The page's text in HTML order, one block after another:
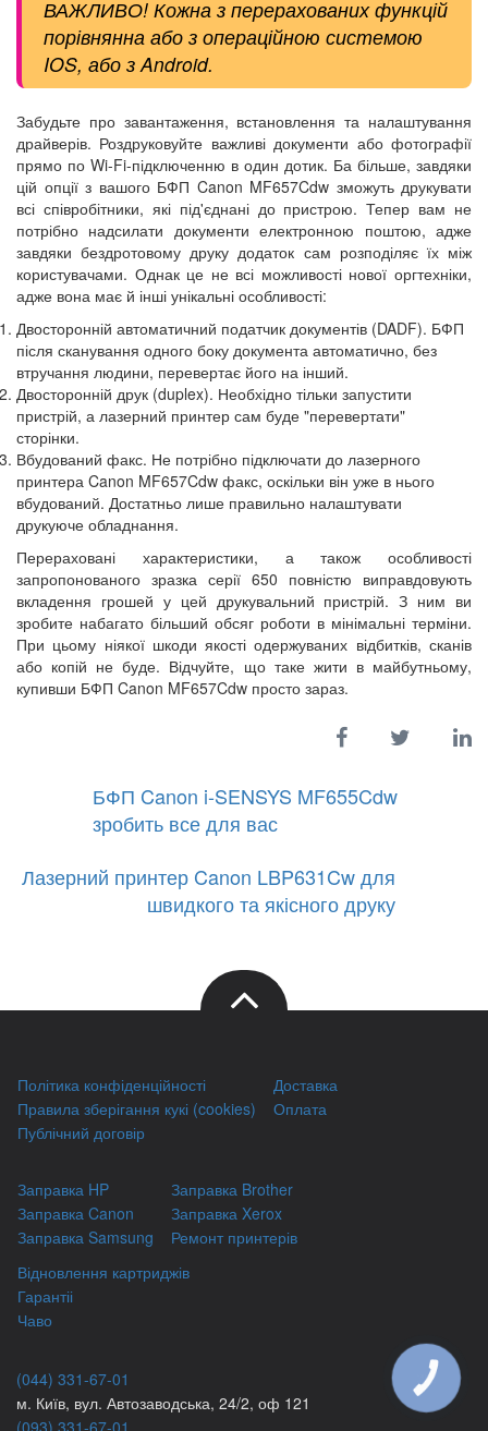
ВАЖЛИВО! Кожна з перерахованих функцій
порівнянна або з операційною системою
IOS, або з Android.
Забудьте про завантаження, встановлення та налаштування
драйверів. Роздруковуйте важливі документи або фотографії
прямо по Wi-Fi-підключенню в один дотик. Ба більше, завдяки
цій опції з вашого БФП Canon MF657Cdw зможуть друкувати
всі співробітники, які під'єднані до пристрою. Тепер вам не
потрібно надсилати документи електронною поштою, адже
завдяки бездротовому друку додаток сам розподіляє їх між
користувачами. Однак це не всі можливості нової оргтехніки,
адже вона має й інші унікальні особливості:
Двосторонній автоматичний податчик документів (DADF). БФП
після сканування одного боку документа автоматично, без
втручання людини, перевертає його на інший.
Двосторонній друк (duplex). Необхідно тільки запустити
пристрій, а лазерний принтер сам буде "перевертати"
сторінки.
Вбудований факс. Не потрібно підключати до лазерного
принтера Canon MF657Cdw факс, оскільки він уже в нього
вбудований. Достатньо лише правильно налаштувати
друкуюче обладнання.
Перераховані характеристики, а також особливості
запропонованого зразка серії 650 повністю виправдовують
вкладення грошей у цей друкувальний пристрій. З ним ви
зробите набагато більший обсяг роботи в мінімальні терміни.
При цьому ніякої шкоди якості одержуваних відбитків, сканів
або копій не буде. Відчуйте, що таке жити в майбутньому,
купивши БФП Canon MF657Cdw просто зараз.
БФП Canon i-SENSYS MF655Cdw
зробить все для вас
Лазерний принтер Canon LBP631Cw для
швидкого та якісного друку
Політика конфіденційності
Правила зберігання кукі (cookies)
Публічний договір
Доставка
Оплата
Заправка HP
Заправка Canon
Заправка Samsung
Заправка Brother
Заправка Xerox
Ремонт принтерів
Відновлення картриджів
Гарантіі
Чаво
(044) 331-67-01
м. Київ, вул. Автозаводська, 24/2, оф 121
КНОПКА
ЗВ'ЯЗКУ